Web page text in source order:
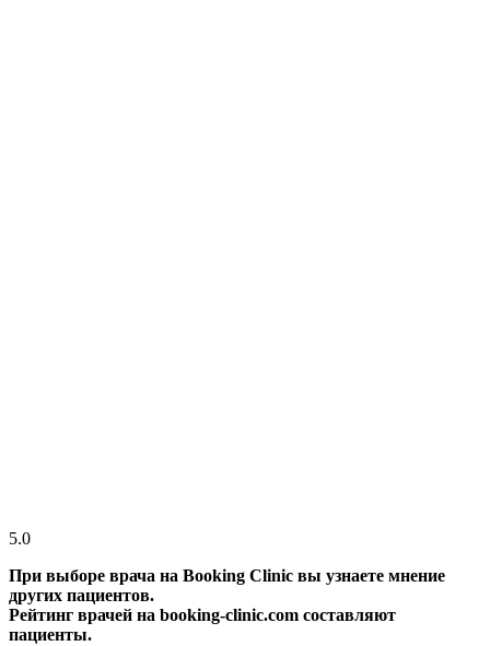
5.0
При выборе врача на Booking Clinic вы узнаете мнение
других пациентов.
Рейтинг врачей на booking-clinic.com составляют
пациенты.